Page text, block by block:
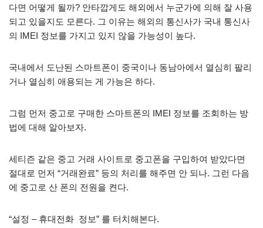
다면 어떻게 될까? 안타깝게도 해외에서 누군가에 의해 잘 사용
되고 있을지도 모른다. 그 이유는 해외의 통신사가 국내 통신사
의 IMEI 정보를 가지고 있지 않을 가능성이 높다.
국내에서 도난된 스마트폰이 중국이나 동남아에서 열심히 팔리
거나 열심히 애용되는 게 가능은 하다.
그럼 먼저 중고로 구매한 스마트폰의 IMEI 정보를 조회하는 방
법에 대해 알아보자.
세티즌 같은 중고 거래 사이트로 중고폰을 구입하여 받았다면
절대로 먼저 “거래완료” 등의 처리를 해주면 안 되나. 그런 다음
에 중고로 산 폰의 전원을 켠다.
“설정 – 휴대전화 정보” 를 터치해본다.